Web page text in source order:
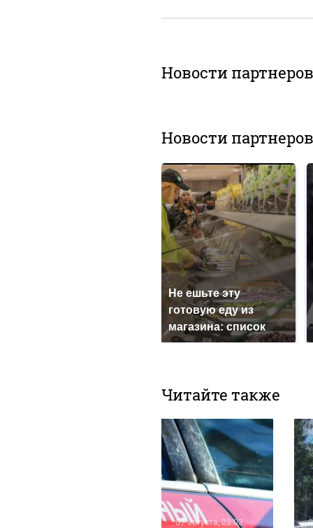
Новости партнеров
Новости партнеров
Не ешьте эту
готовую еду из
магазина: список
Читайте также
07 августа, 23:03